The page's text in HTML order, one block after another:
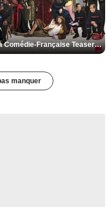
De la Comédie-Française Teaser VF
manquer